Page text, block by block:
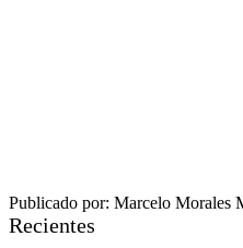
Publicado por: Marcelo Morales
Recientes